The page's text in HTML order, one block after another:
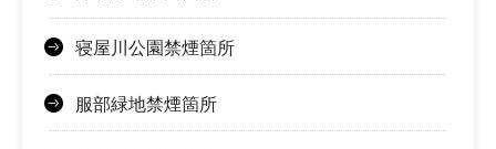
寝屋川公園禁煙箇所
服部緑地禁煙箇所